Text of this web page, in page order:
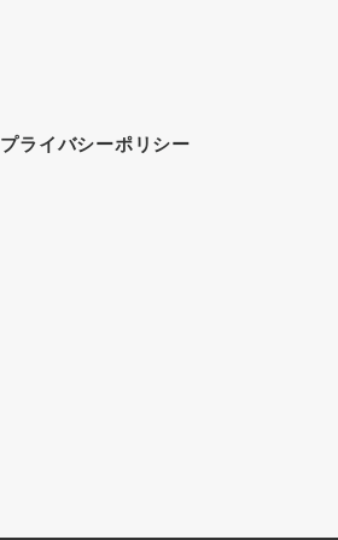
プライバシーポリシー